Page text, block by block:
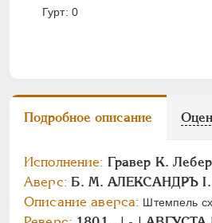
Гурт: 0
Подробное описание
Исполнение: Гравер К.
Аверс: Б. М. АЛЕКСАНДРЪ
Описание аверса: Штемпель